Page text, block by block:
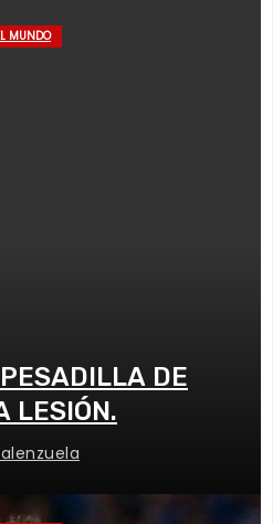
MUNDO
DE
LESIÓN.